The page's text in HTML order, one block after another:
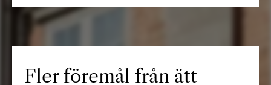
Fler föremål från ätt